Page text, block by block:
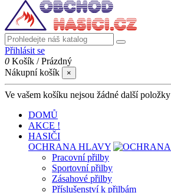
Přihlásit se
0 Košík /Prázdný
Nákupní košík
×
Ve vašem košíku nejsou žádné další položky
DOMŮ
AKCE !
HASIČI
OCHRANA HLAVY
Pracovní přilby
Sportovní přilby
Zásahové přilby
Příslušenství k přilbám